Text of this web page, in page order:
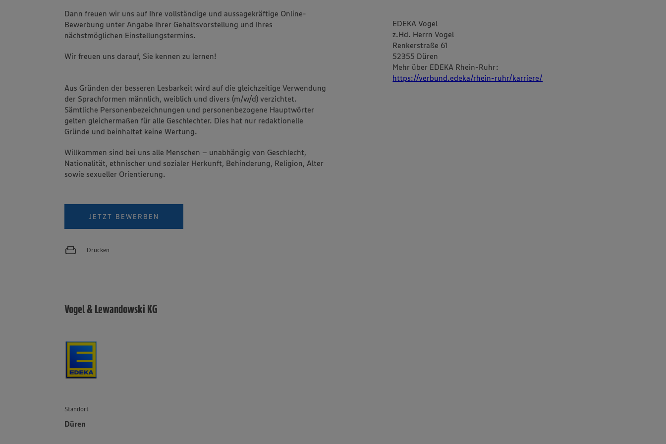
Dann freuen wir uns auf Ihre vollständige und aussagekräftige Online-
Bewerbung unter Angabe Ihrer Gehaltsvorstellung und Ihres
nächstmöglichen Einstellungstermins.
Wir freuen uns darauf, Sie kennen zu lernen!
Aus Gründen der besseren Lesbarkeit wird auf die gleichzeitige Verwendung
der Sprachformen männlich, weiblich und divers (m/w/d) verzichtet.
Sämtliche Personenbezeichnungen und personenbezogene Hauptwörter
gelten gleichermaßen für alle Geschlechter. Dies hat nur redaktionelle
Gründe und beinhaltet keine Wertung.
Willkommen sind bei uns alle Menschen – unabhängig von Geschlecht,
Nationalität, ethnischer und sozialer Herkunft, Behinderung, Religion, Alter
sowie sexueller Orientierung.
JETZT BEWERBEN
Drucken
EDEKA Vogel
z.Hd. Herrn Vogel
Renkerstraße 61
52355 Düren
Mehr über EDEKA Rhein-Ruhr:
https://verbund.edeka/rhein-ruhr/karriere/
Vogel & Lewandowski KG
Standort
Düren